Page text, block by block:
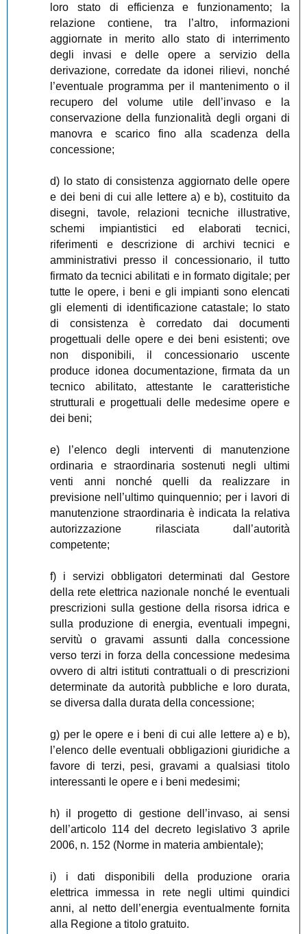
loro stato di efficienza e funzionamento; la
relazione contiene, tra l’altro, informazioni
aggiornate in merito allo stato di interrimento
degli invasi e delle opere a servizio della
derivazione, corredate da idonei rilievi, nonché
l’eventuale programma per il mantenimento o il
recupero del volume utile dell’invaso e la
conservazione della funzionalità degli organi di
manovra e scarico fino alla scadenza della
concessione;
d) lo stato di consistenza aggiornato delle opere
e dei beni di cui alle lettere a) e b), costituito da
disegni, tavole, relazioni tecniche illustrative,
schemi impiantistici ed elaborati tecnici,
riferimenti e descrizione di archivi tecnici e
amministrativi presso il concessionario, il tutto
firmato da tecnici abilitati e in formato digitale; per
tutte le opere, i beni e gli impianti sono elencati
gli elementi di identificazione catastale; lo stato
di consistenza è corredato dai documenti
progettuali delle opere e dei beni esistenti; ove
non disponibili, il concessionario uscente
produce idonea documentazione, firmata da un
tecnico abilitato, attestante le caratteristiche
strutturali e progettuali delle medesime opere e
dei beni;
e) l’elenco degli interventi di manutenzione
ordinaria e straordinaria sostenuti negli ultimi
venti anni nonché quelli da realizzare in
previsione nell’ultimo quinquennio; per i lavori di
manutenzione straordinaria è indicata la relativa
autorizzazione rilasciata dall’autorità
competente;
f) i servizi obbligatori determinati dal Gestore
della rete elettrica nazionale nonché le eventuali
prescrizioni sulla gestione della risorsa idrica e
sulla produzione di energia, eventuali impegni,
servitù o gravami assunti dalla concessione
verso terzi in forza della concessione medesima
ovvero di altri istituti contrattuali o di prescrizioni
determinate da autorità pubbliche e loro durata,
se diversa dalla durata della concessione;
g) per le opere e i beni di cui alle lettere a) e b),
l’elenco delle eventuali obbligazioni giuridiche a
favore di terzi, pesi, gravami a qualsiasi titolo
interessanti le opere e i beni medesimi;
h) il progetto di gestione dell’invaso, ai sensi
dell’articolo 114 del decreto legislativo 3 aprile
2006, n. 152 (Norme in materia ambientale);
i) i dati disponibili della produzione oraria
elettrica immessa in rete negli ultimi quindici
anni, al netto dell’energia eventualmente fornita
alla Regione a titolo gratuito.